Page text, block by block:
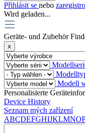
Přihlásit se nebo
Wird geladen...
Geräte- und Zubehör
x
Modell
Personalisierte
Device History
Seznam mých zařízení
ABCDEFGHIJKLMNO